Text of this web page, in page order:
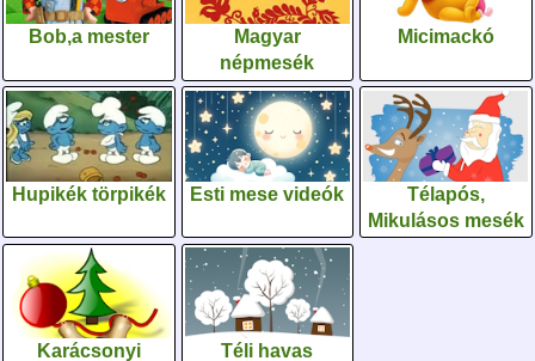
Bob,a mester
Magyar
népmesék
Micimackó
Hupikék törpikék Esti mese videók
Télapós,
Mikulásos mesék
Karácsonyi Téli havas